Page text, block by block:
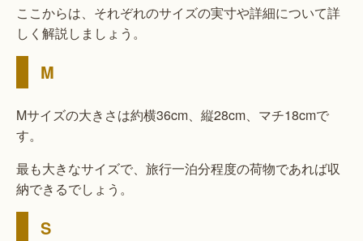
ここからは、それぞれのサイズの実寸や詳細について詳
しく解説しましょう。
M
Mサイズの大きさは約横36cm、縦28cm、マチ18cmで
す。
最も大きなサイズで、旅行一泊分程度の荷物であれば収
納できるでしょう。
S